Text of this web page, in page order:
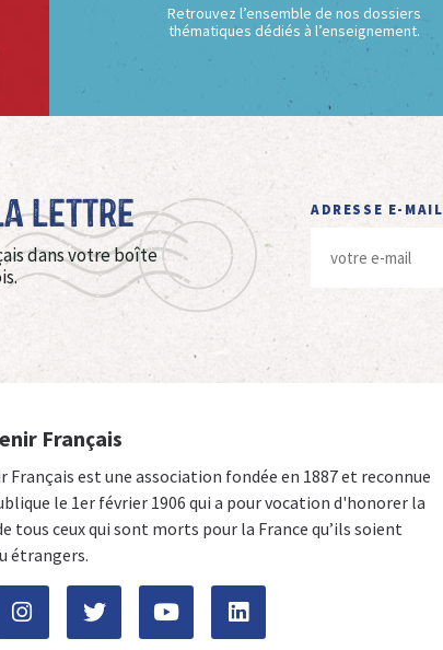
Retrouvez l’ensemble de nos dossiers
thématiques dédiés à l’enseignement.
Lettre
dans votre boîte
ADRESSE E-MAIL
Français
Français est une association fondée en 1887 et reconnue
le 1er février 1906 qui a pour vocation d'honorer la
tous ceux qui sont morts pour la France qu’ils soient
étrangers.